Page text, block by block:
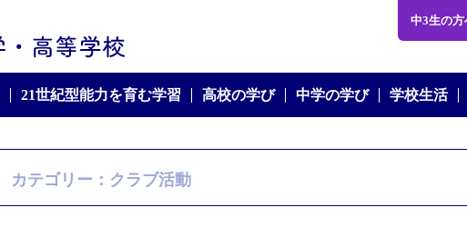
学校法人 文化長野学園 文化学園長野中学・高等学校
21世紀型能力を育む学習 高校の学び 中学の学び 学校生活
中3生の方
カテゴリー：クラブ活動